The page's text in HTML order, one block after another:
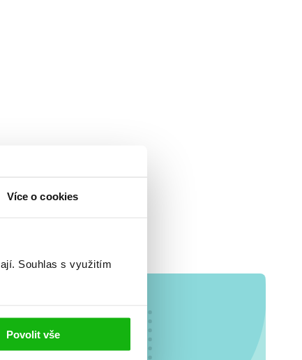
Více o cookies
Souhlas s využitím
Povolit vše